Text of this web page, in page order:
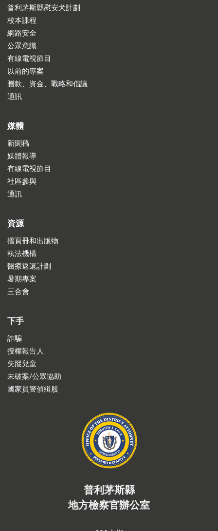
普利茅斯縣慰安犬計劃
校本課程
網路安全
公眾意識
有線電視節目
以前的專案
贈款、資金、戰略和倡議
通訊
媒體
新聞稿
媒體報導
有線電視節目
社區參與
通訊
資源
摺頁冊和出版物
執法機構
醫療返還計劃
暑期專案
三合會
下手
詐騙
授權報告人
失蹤兒童
未破案/公眾協助
國家員警偵緝股
普利茅斯縣
地方檢察官辦公室